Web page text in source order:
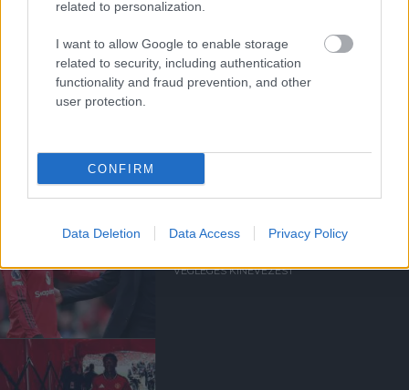
related to personalization.
I want to allow Google to enable storage
related to security, including authentication
functionality and fraud prevention, and other
user protection.
CONFIRM
Data Deletion Data Access Privacy Policy
MAINOO IS JELÖLT AZ ÉV
CASEMIRO: CARRICK
VÉGLEGES KINEVEZÉST